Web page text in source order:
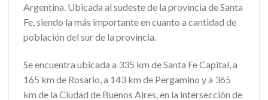
Argentina. Ubicada al sudeste de la provincia de Santa
Fe, siendo la más importante en cuanto a cantidad de
población del sur de la provincia.
Se encuentra ubicada a 335 km de Santa Fe Capital, a
165 km de Rosario, a 143 km de Pergamino y a 365
km de la Ciudad de Buenos Aires, en la intersección de